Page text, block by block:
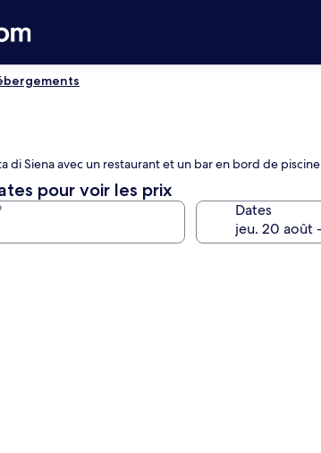
di Siena avec un restaurant et un bar en bord de piscine
pour voir les prix
Dates